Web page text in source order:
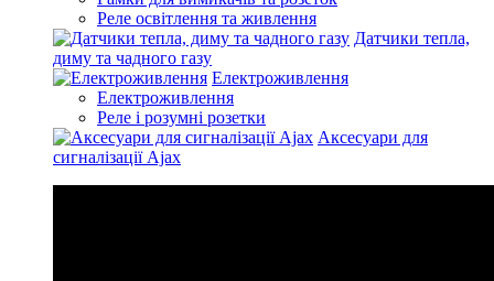
Реле освітлення та живлення
Датчики тепла,
диму та чадного газу
Електроживлення
Електроживлення
Реле і розумні розетки
Аксесуари для
сигналізації Ajax